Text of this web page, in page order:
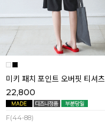
미키 패치 포인트 오버핏 티셔츠
22,800
F(44-88)